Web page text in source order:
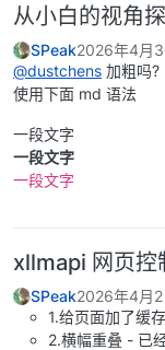
从小白的视角
SPeak2026年4月
@dustchens 加粗吗
使用下面 md 语法
一段文字
一段文字
一段文字
xllmapi 网页控
SPeak2026年4月
1.给页面加了缓
2.横幅重叠 - 已